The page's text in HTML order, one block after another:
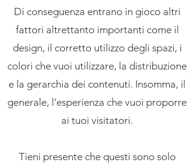
Di conseguenza entrano in gioco altri
fattori altrettanto importanti come il
design, il corretto utilizzo degli spazi, i
colori che vuoi utilizzare, la distribuzione
e la gerarchia dei contenuti. Insomma, il
generale, l'esperienza che vuoi proporre
ai tuoi visitatori.
Tieni presente che questi sono solo